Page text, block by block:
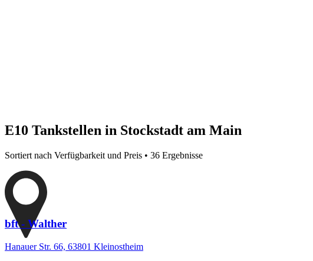
E10 Tankstellen in Stockstadt am Main
Sortiert nach Verfügbarkeit und Preis • 36 Ergebnisse
bft - Walther
Hanauer Str. 66, 63801 Kleinostheim